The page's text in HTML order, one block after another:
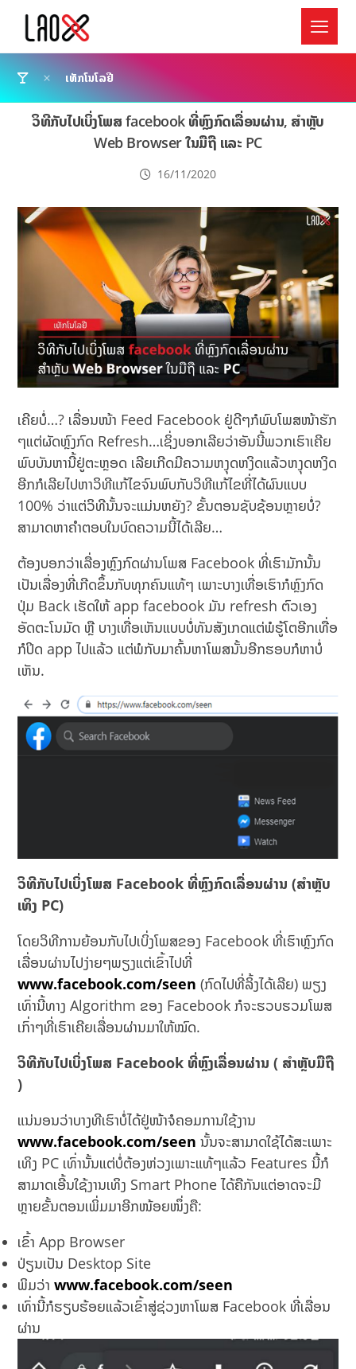
ເທັກໂນໂລຢີ
ວິທີກັບໄປເບິ່ງໂພສ facebook ທີ່ຫຼົງກົດເລື່ອນຜ່ານ, ສຳຫຼັບ
Web Browser ໃນມືຖື ແລະ PC
16/11/2020
ເຄີຍບໍ່…? ເລື່ອນໜ້າ Feed Facebook ຢູ່ດີໆກໍພົບໂພສໜ້າຮັກ
ໆແຕ່ຜັດຫຼົງກົດ Refresh…ເຊິ່ງບອກເລີຍວ່າອັນນີ້ພວກເຮົາເຄີຍ
ພົບບັນຫານີ້ຢູ່ຕະຫຼອດ ເລີຍເກີດມີຄວາມຫງຸດຫງິດແລ້ວຫງຸດຫງິດ
ອີກກໍເລີຍໄປຫາວິທີແກ້ໄຂຈົນພົບກັບວິທີແກ້ໄຂທີ່ໄດ້ຜົນແບບ
100% ວ່າແຕ່ວິທີນັ້ນຈະແມ່ນຫຍັງ? ຂັ້ນຕອນຊັບຊ້ອນຫຼາຍບໍ່?
ສາມາດຫາຄຳຕອບໃນບົດຄວາມນີ້ໄດ້ເລີຍ…
ຕ້ອງບອກວ່າເລື່ອງຫຼົງກົດຜ່ານໂພສ Facebook ທີ່ເຮົາມັກນັ້ນ
ເປັນເລື່ອງທີ່ເກີດຂຶ້ນກັບທຸກຄົນແທ້ໆ ເພາະບາງເທື່ອເຮົາກໍຫຼົງກົດ
ປຸ່ມ Back ເຮັດໃຫ້ app facebook ມັນ refresh ຕົວເອງ
ອັດຕະໂນມັດ ຫຼື ບາງເທື່ອເຫັນແບບບໍ່ທັນສັງເກດແຕ່ພໍຮູ້ໂຕອີກເທື່ອ
ກໍປິດ app ໄປແລ້ວ ແຕ່ພໍກັບມາຄົ້ນຫາໂພສນັ້ນອີກຮອບກໍຫາບໍ່
ເຫັນ.
ວິທີກັບໄປເບິ່ງໂພສ Facebook ທີ່ຫຼົງກົດເລື່ອນຜ່ານ (ສຳຫຼັບ
ເທິງ PC)
ໂດຍວິທີການຍ້ອນກັບໄປເບິ່ງໂພສຂອງ Facebook ທີ່ເຮົາຫຼົງກົດ
ເລື່ອນຜ່ານໄປງ່າຍໆພຽງແຕ່ເຂົ້າໄປທີ່
www.facebook.com/seen (ກົດໄປທີ່ລິ້ງໄດ້ເລີຍ) ພຽງ
ເທົ່ານີ້ທາງ Algorithm ຂອງ Facebook ກໍຈະຮວບຮວມໂພສ
ເກົ່າໆທີ່ເຮົາເຄີຍເລື່ອນຜ່ານມາໃຫ້ໝົດ.
ວິທີກັບໄປເບິ່ງໂພສ Facebook ທີ່ຫຼົງເລື່ອນຜ່ານ ( ສຳຫຼັບມືຖື
)
ແນ່ນອນວ່າບາງທີເຮົາບໍ່ໄດ້ຢູ່ໜ້າຈໍຄອມການໃຊ້ງານ
www.facebook.com/seen ນັ້ນຈະສາມາດໃຊ້ໄດ້ສະເພາະ
ເທິງ PC ເທົ່ານັ້ນແຕ່ບໍ່ຕ້ອງຫ່ວງເພາະແທ້ໆແລ້ວ Features ນີ້ກໍ
ສາມາດເອີ້ນໃຊ້ງານເທິງ Smart Phone ໄດ້ຄືກັນແຕ່ອາດຈະມີ
ຫຼາຍຂັ້ນຕອນເພິ່ມມາອີກໜ້ອຍໜຶ່ງຄື:
ເຂົ້າ App Browser
ປ່ຽນເປັນ Desktop Site
ພິມວ່າwww.facebook.com/seen
ເທົ່ານີ້ກໍຮຽບຮ້ອຍແລ້ວເຂົ້າສູ່ຊ່ວງຫາໂພສ Facebook ທີ່ເລື່ອນ
ຜ່ານ